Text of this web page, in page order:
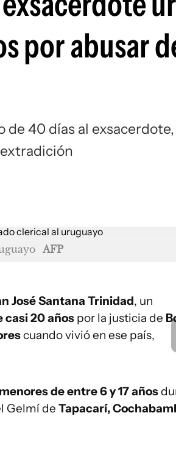
por abusar
40 días al exsacerdote,
AFP
José Santana Trinidad, un
casi 20 años por la justicia de
cuando vivió en ese país,
de entre 6 y 17 años
Gelmí de Tapacarí,